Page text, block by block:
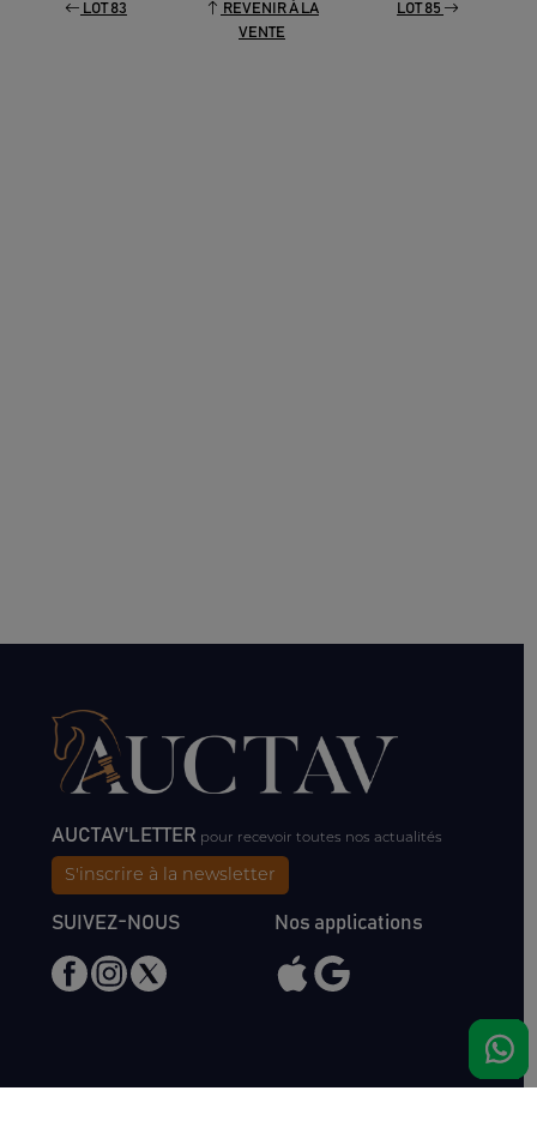
LOT 83
REVENIR À LA
VENTE
LOT 85
AUCTAV'LETTER pour recevoir toutes nos actualités
S'inscrire à la newsletter
SUIVEZ-NOUS Nos applications